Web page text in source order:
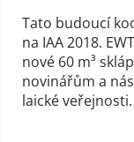
Tato budoucí
na IAA 2018.
nové 60 m³
novinářům a
laické veřejnosti.